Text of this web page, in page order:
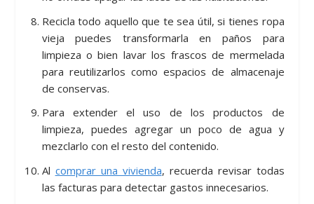
Recicla todo aquello que te sea útil, si tienes ropa
vieja puedes transformarla en paños para
limpieza o bien lavar los frascos de mermelada
para reutilizarlos como espacios de almacenaje
de conservas.
Para extender el uso de los productos de
limpieza, puedes agregar un poco de agua y
mezclarlo con el resto del contenido.
Al comprar una vivienda, recuerda revisar todas
las facturas para detectar gastos innecesarios.